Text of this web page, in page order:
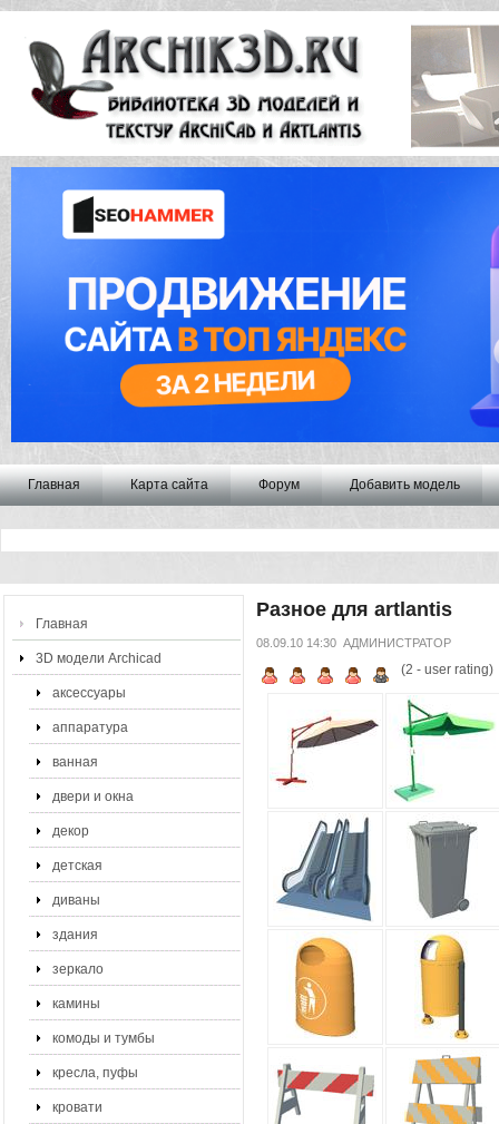
Главная Карта сайта Форум Добавить модель
Главная
3D модели Archicad
аксессуары
аппаратура
ванная
двери и окна
декор
детская
диваны
здания
зеркало
камины
комоды и тумбы
кресла, пуфы
кровати
Разное для artlantis
08.09.10 14:30 АДМИНИСТРАТОР
(2 - user rating)